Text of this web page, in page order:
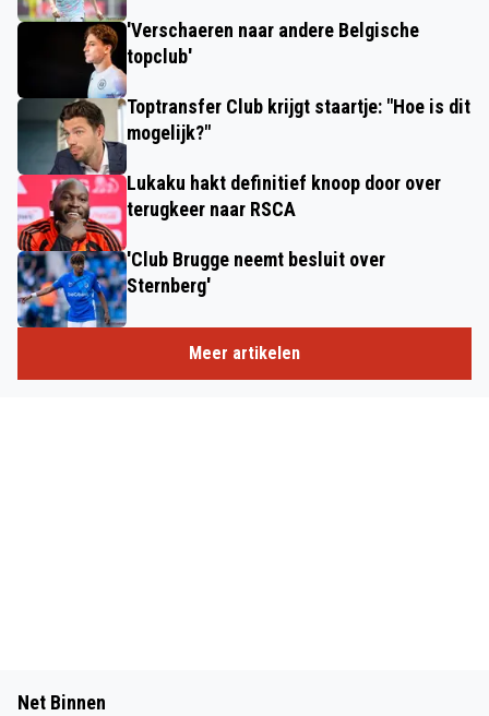
'Verschaeren naar andere Belgische
topclub'
Toptransfer Club krijgt staartje: "Hoe is dit
mogelijk?"
Lukaku hakt definitief knoop door over
terugkeer naar RSCA
'Club Brugge neemt besluit over
Sternberg'
Meer artikelen
Net Binnen